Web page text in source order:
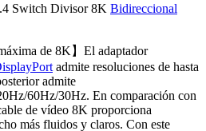
Switch Divisor 8K Bidireccional
de 8K】El adaptador
admite resoluciones de hasta
admite
60Hz/30Hz. En comparación con
de vídeo 8K proporciona
más fluidos y claros. Con este